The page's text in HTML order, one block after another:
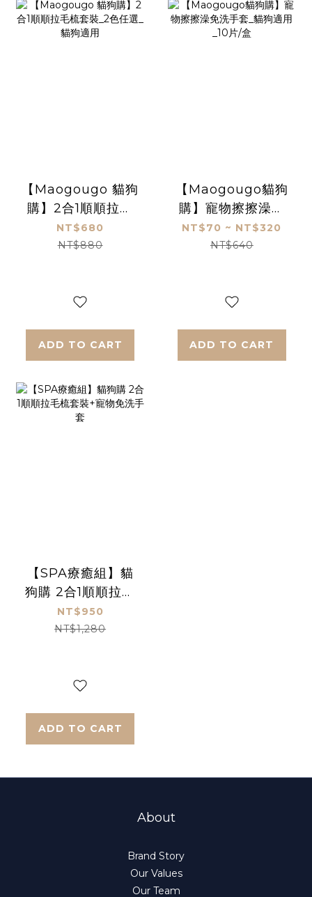
【Maogougo 貓狗
購】2合1順順拉毛
梳套裝_2色任選_貓
狗適用
NT$680
NT$880
ADD TO CART
【Maogougo貓狗
購】寵物擦擦澡免
洗手套_貓狗適用
_10片/盒
NT$70 ~ NT$320
NT$640
ADD TO CART
【SPA療癒組】貓
狗購 2合1順順拉毛
梳套裝+寵物免洗手
套
NT$950
NT$1,280
ADD TO CART
About
Brand Story
Our Values
Our Team